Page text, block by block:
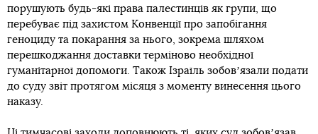
порушують будь-які права палестинців як групи, що
перебуває під захистом Конвенції про запобігання
геноциду та покарання за нього, зокрема шляхом
перешкоджання доставки терміново необхідної
гуманітарної допомоги. Також Ізраїль зобовʼязали подати
до суду звіт протягом місяця з моменту винесення цього
наказу.